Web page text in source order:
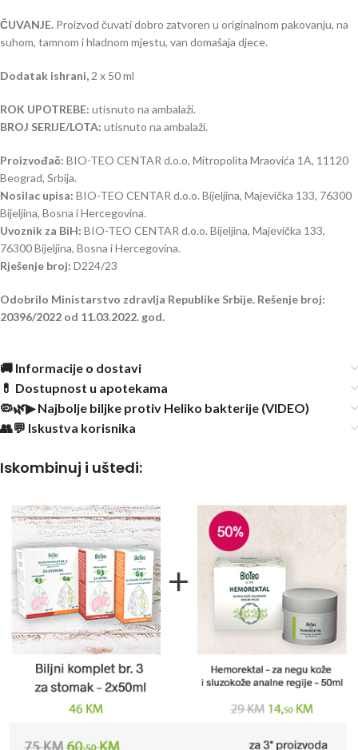
ČUVANJE. Proizvod čuvati dobro zatvoren u originalnom pakovanju, na
suhom, tamnom i hladnom mjestu, van domašaja djece.
Dodatak ishrani,2 x 50 ml
ROK UPOTREBE: utisnuto na ambalaži.
BROJ SERIJE/LOTA: utisnuto na ambalaži.
Proizvođač: BIO-TEO CENTAR d.o.o, Mitropolita Mraovića 1A, 11120
Beograd, Srbija.
Nosilac upisa: BIO-TEO CENTAR d.o.o. Bijeljina, Majevička 133, 76300
Bijeljina, Bosna i Hercegovina.
Uvoznik za BiH: BIO-TEO CENTAR d.o.o. Bijeljina, Majevička 133,
76300 Bijeljina, Bosna i Hercegovina.
Rješenje broj: D224/23
Odobrilo Ministarstvo zdravlja Republike Srbije. Rešenje broj:
20396/2022 od 11.03.2022. god.
🚚 Informacije o dostavi
💊 Dostupnost u apotekama
🦠🌿▶ Najbolje biljke protiv Heliko bakterije (VIDEO)
👥💬 Iskustva korisnika
Iskombinuj i uštedi: